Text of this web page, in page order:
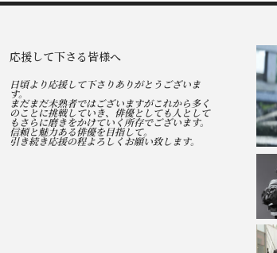
応援して下さる皆様へ
日頃より応援して下さりありがとうございま
す。
まだまだ未熟者ではございますがこれから多く
のことに挑戦していき、俳優としても人として
もさらに磨きをかけていく所存でございます。
信頼と魅力ある俳優を目指して。
引き続き応援の程よろしくお願い致します。